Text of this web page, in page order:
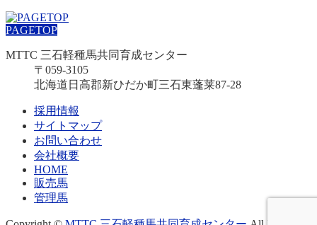
PAGETOP
MTTC 三石軽種馬共同育成センター
〒059-3105
北海道日高郡新ひだか町三石東蓬莱87-28
採用情報
サイトマップ
お問い合わせ
会社概要
HOME
販売馬
管理馬